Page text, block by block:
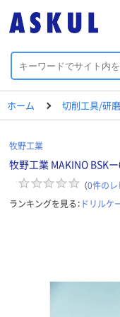
ホーム 切削工具/研
牧野工業
牧野工業 MAKINO BSK
（0件のレ
ランキングを見る： ドリルケ